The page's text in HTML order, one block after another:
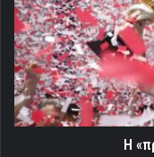
του
χάντμπολ
Η